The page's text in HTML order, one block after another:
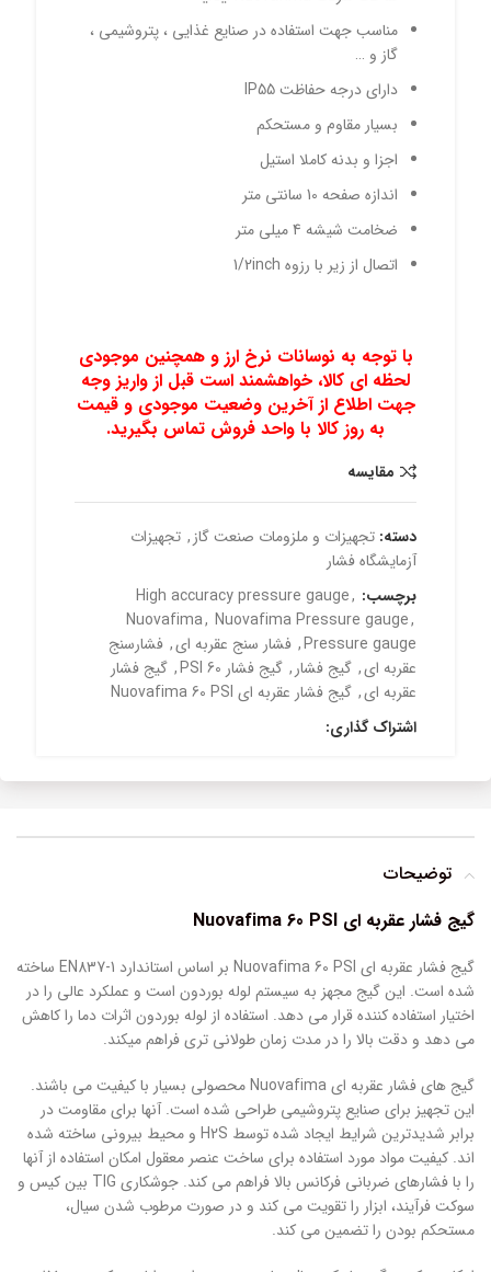
مناسب جهت استفاده در صنایع غذایی ، پتروشیمی ،
گاز و …
دارای درجه حفاظت IP55
بسیار مقاوم و مستحکم
اجزا و بدنه کاملا استیل
اندازه صفحه 10 سانتی متر
ضخامت شیشه 4 میلی متر
اتصال از زیر با رزوه 1/2inch
با توجه به نوسانات نرخ ارز و همچنین موجودی
لحظه ای کالا، خواهشمند است قبل از واریز وجه
جهت اطلاع از آخرین وضعیت موجودی و قیمت
به روز کالا با واحد فروش تماس بگیرید.
مقايسه
دسته: تجهیزات و ملزومات صنعت گاز, تجهیزات
آزمایشگاه فشار
برچسب: High accuracy pressure gauge,
Nuovafima, Nuovafima Pressure gauge,
Pressure gauge
, فشار سنج عقربه ای, فشارسنج
عقربه ای, گیج فشار, گیج فشار 60 PSI , گیج فشار
عقربه ای, گیج فشار عقربه ای Nuovafima 60 PSI
اشتراک گذاری:
توضیحات
گیج فشار عقربه ای Nuovafima 60 PSI
گیج فشار عقربه ای Nuovafima 60 PSI بر اساس استاندارد EN837-1 ساخته
شده است. این گیج مجهز به سیستم لوله بوردون است و عملکرد عالی را در
اختیار استفاده کننده قرار می دهد. استفاده از لوله بوردون اثرات دما را کاهش
می دهد و دقت بالا را در مدت زمان طولانی تری فراهم میکند.
گیج های فشار عقربه ای Nuovafima محصولی بسیار با کیفیت می باشند.
این تجهیز برای صنایع پتروشیمی طراحی شده است. آنها برای مقاومت در
برابر شدیدترین شرایط ایجاد شده توسط H2S و محیط بیرونی ساخته شده
اند. کیفیت مواد مورد استفاده برای ساخت عنصر معقول امکان استفاده از آنها
را با فشارهای ضربانی فرکانس بالا فراهم می کند. جوشکاری TIG بین کیس و
سوکت فرآیند، ابزار را تقویت می کند و در صورت مرطوب شدن سیال،
مستحکم بودن را تضمین می کند.